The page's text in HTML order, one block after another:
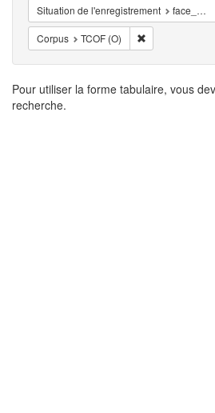
Situation de l'enregistrement face_à_face
Corpus TCOF (O)
Résultats
de
Pour utiliser la forme tabulaire, vous
recherche.